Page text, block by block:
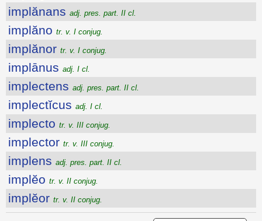
implănans adj. pres. part. II cl.
implăno tr. v. I conjug.
implănor tr. v. I conjug.
implānus adj. I cl.
implectens adj. pres. part. II cl.
implectĭcus adj. I cl.
implecto tr. v. III conjug.
implector tr. v. III conjug.
implens adj. pres. part. II cl.
implĕo tr. v. II conjug.
implĕor tr. v. II conjug.